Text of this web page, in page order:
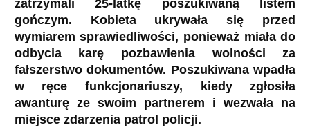
zatrzymali 25-latkę poszukiwaną listem
gończym. Kobieta ukrywała się przed
wymiarem sprawiedliwości, ponieważ miała do
odbycia karę pozbawienia wolności za
fałszerstwo dokumentów. Poszukiwana wpadła
w ręce funkcjonariuszy, kiedy zgłosiła
awanturę ze swoim partnerem i wezwała na
miejsce zdarzenia patrol policji.